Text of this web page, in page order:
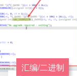
汇编/二进制